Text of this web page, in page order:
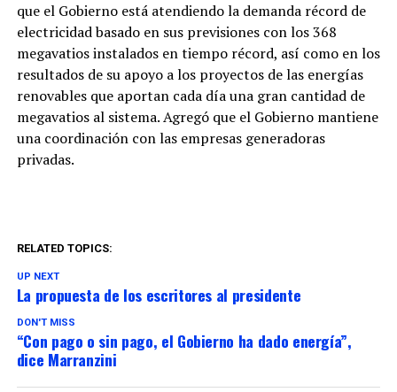
que el Gobierno está atendiendo la demanda récord de
electricidad basado en sus previsiones con los 368
megavatios instalados en tiempo récord, así como en los
resultados de su apoyo a los proyectos de las energías
renovables que aportan cada día una gran cantidad de
megavatios al sistema. Agregó que el Gobierno mantiene
una coordinación con las empresas generadoras
privadas.
RELATED TOPICS:
UP NEXT
La propuesta de los escritores al presidente
DON'T MISS
“Con pago o sin pago, el Gobierno ha dado energía”,
dice Marranzini